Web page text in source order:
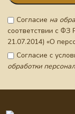
Согласие на
соответствии с
21.07.2014) «О
Согласие с
обработки